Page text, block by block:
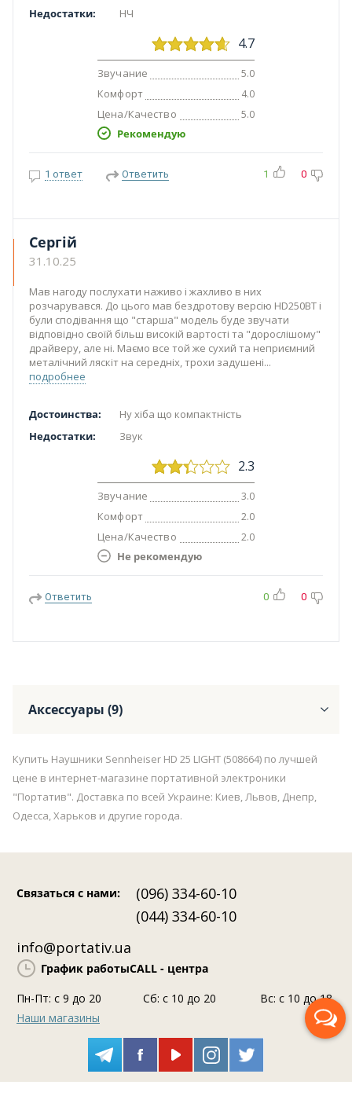
Недостатки:
НЧ
4.7
Звучание 5.0
Комфорт 4.0
Цена/Качество 5.0
Рекомендую
1 ответ Ответить 1 0
Сергій
31.10.25
Мав нагоду послухати наживо і жахливо в них
розчарувався. До цього мав бездротову версію HD250BT і
були сподівання що "старша" модель буде звучати
відповідно своїй більш високій вартості та "дорослішому"
драйверу, але ні. Маємо все той же сухий та неприємний
металічний ляскіт на середніх, трохи задушені
подробнее
Достоинства:
Ну хіба що компактність
Недостатки:
Звук
2.3
Звучание 3.0
Комфорт 2.0
Цена/Качество 2.0
Не рекомендую
Ответить 0 0
Аксессуары (9)
Купить Наушники Sennheiser HD 25 LIGHT (508664) по лучшей
цене в интернет-магазине портативной электроники
"Портатив". Доставка по всей Украине: Киев, Львов, Днепр,
Одесса, Харьков и другие города.
Связаться с нами:
(096) 334-60-10
(044) 334-60-10
info@portativ.ua
График работыCALL - центра
Пн-Пт: c 9 до 20
Сб: с 10 до 20
Вс: с 10 до 18
Наши магазины
Помощь консультанта